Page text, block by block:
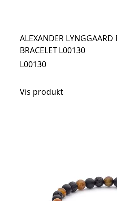
ALEXANDER
BRACELET L00130
L00130
Vis produkt